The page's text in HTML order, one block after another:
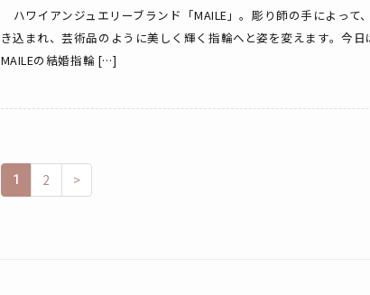
ハワイアンジュエリーブランド「MAILE」。彫り師の手によって
き込まれ、芸術品のように美しく輝く指輪へと姿を変えます。今
MAILEの結婚指輪 […]
1 2 >